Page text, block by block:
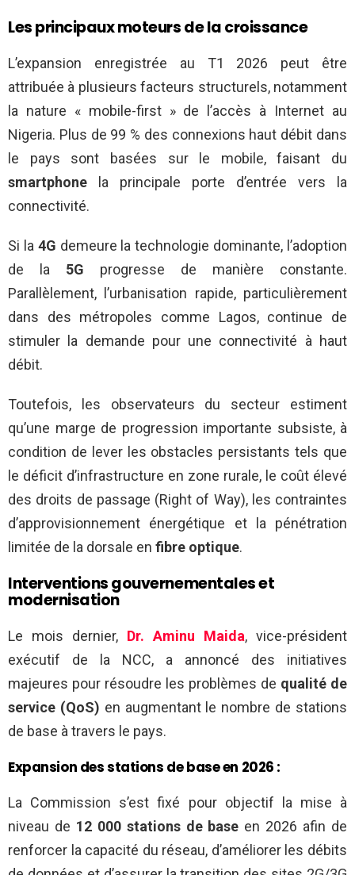
Les principaux moteurs de la croissance
L’expansion enregistrée au T1 2026 peut être
attribuée à plusieurs facteurs structurels, notamment
la nature « mobile-first » de l’accès à Internet au
Nigeria. Plus de 99 % des connexions haut débit dans
le pays sont basées sur le mobile, faisant du
smartphone la principale porte d’entrée vers la
connectivité.
Si la 4G demeure la technologie dominante, l’adoption
de la 5G progresse de manière constante.
Parallèlement, l’urbanisation rapide, particulièrement
dans des métropoles comme Lagos, continue de
stimuler la demande pour une connectivité à haut
débit.
Toutefois, les observateurs du secteur estiment
qu’une marge de progression importante subsiste, à
condition de lever les obstacles persistants tels que
le déficit d’infrastructure en zone rurale, le coût élevé
des droits de passage (Right of Way), les contraintes
d’approvisionnement énergétique et la pénétration
limitée de la dorsale en fibre optique.
Interventions gouvernementales et
modernisation
Le mois dernier, Dr. Aminu Maida, vice-président
exécutif de la NCC, a annoncé des initiatives
majeures pour résoudre les problèmes de qualité de
service (QoS) en augmentant le nombre de stations
de base à travers le pays.
Expansion des stations de base en 2026 :
La Commission s’est fixé pour objectif la mise à
niveau de 12 000 stations de base en 2026 afin de
renforcer la capacité du réseau, d’améliorer les débits